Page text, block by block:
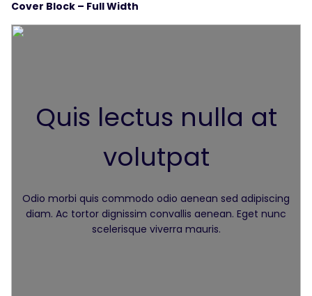
Cover Block – Full Width
Quis lectus nulla at
volutpat
Odio morbi quis commodo odio aenean sed adipiscing
diam. Ac tortor dignissim convallis aenean. Eget nunc
scelerisque viverra mauris.